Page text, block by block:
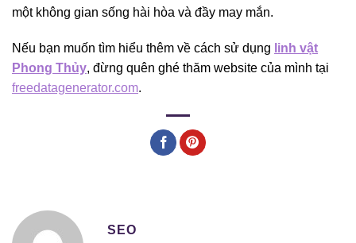
một không gian sống hài hòa và đầy may mắn.
Nếu bạn muốn tìm hiểu thêm về cách sử dụng linh vật
Phong Thủy, đừng quên ghé thăm website của mình tại
freedatagenerator.com.
SEO